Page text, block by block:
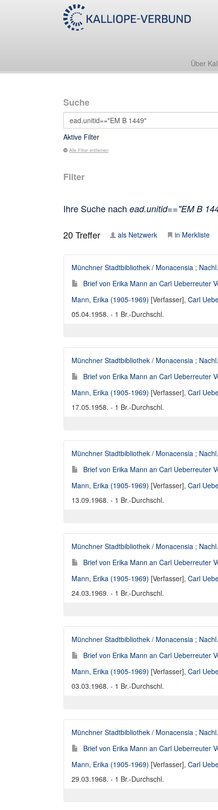
Über
Suche
Aktive Filter
Alle Filter entfernen
Filter
Ihre Suche nach ead.unitid=="EM B
20Treffer als Netzwerk in Merkliste
Münchner Stadtbibliothek / Monacensia ;
Brief von Erika Mann an Carl Ueberreuter
Mann, Erika (1905-1969) [Verfasser], Carl
05.04.1958. - 1 Br.-Durchschl.
Münchner Stadtbibliothek / Monacensia ;
Brief von Erika Mann an Carl Ueberreuter
Mann, Erika (1905-1969) [Verfasser], Carl
17.05.1958. - 1 Br.-Durchschl.
Münchner Stadtbibliothek / Monacensia ;
Brief von Erika Mann an Carl Ueberreuter
Mann, Erika (1905-1969) [Verfasser], Carl
13.09.1968. - 1 Br.-Durchschl.
Münchner Stadtbibliothek / Monacensia ;
Brief von Erika Mann an Carl Ueberreuter
Mann, Erika (1905-1969) [Verfasser], Carl
24.03.1969. - 1 Br.-Durchschl.
Münchner Stadtbibliothek / Monacensia ;
Brief von Erika Mann an Carl Ueberreuter
Mann, Erika (1905-1969) [Verfasser], Carl
03.03.1968. - 1 Br.-Durchschl.
Münchner Stadtbibliothek / Monacensia ;
Brief von Erika Mann an Carl Ueberreuter
Mann, Erika (1905-1969) [Verfasser], Carl
29.03.1968. - 1 Br.-Durchschl.